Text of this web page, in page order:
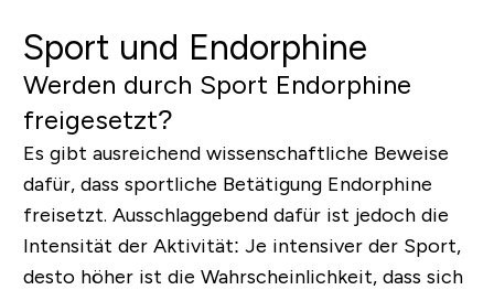
Sport und Endorphine
Werden durch Sport Endorphine
freigesetzt?
Es gibt ausreichend wissenschaftliche Beweise
dafür, dass sportliche Betätigung Endorphine
freisetzt. Ausschlaggebend dafür ist jedoch die
Intensität der Aktivität: Je intensiver der Sport,
desto höher ist die Wahrscheinlichkeit, dass sich